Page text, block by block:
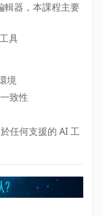
輯器，本課程主要
具
境
致性
任何支援的 AI 工